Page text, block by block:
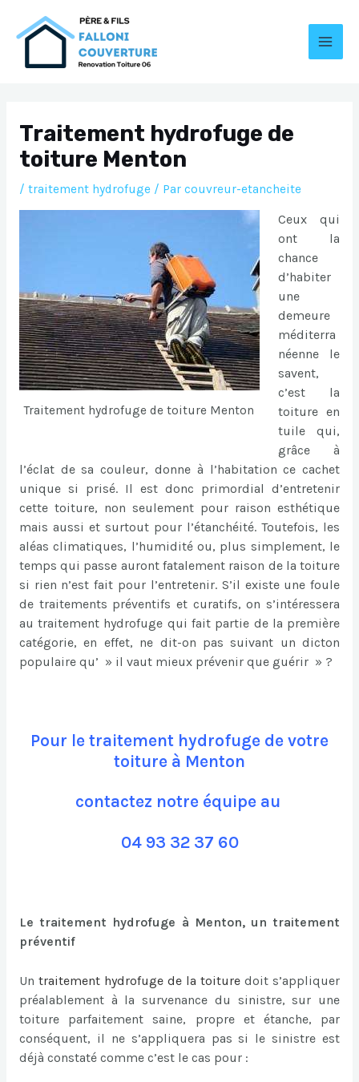
Traitement hydrofuge de
toiture Menton
/ traitement hydrofuge/ Par couvreur-etancheite
Traitement hydrofuge de toiture Menton
Ceux qui
ont la
chance
d’habiter
une
demeure
méditerra
néenne le
savent,
c’est la
toiture en
tuile qui,
grâce à
l’éclat de sa couleur, donne à l’habitation ce cachet
unique si prisé. Il est donc primordial d’entretenir
cette toiture, non seulement pour raison esthétique
mais aussi et surtout pour l’étanchéité. Toutefois, les
aléas climatiques, l’humidité ou, plus simplement, le
temps qui passe auront fatalement raison de la toiture
si rien n’est fait pour l’entretenir. S’il existe une foule
de traitements préventifs et curatifs, on s’intéressera
au traitement hydrofuge qui fait partie de la première
catégorie, en effet, ne dit-on pas suivant un dicton
populaire qu’ » il vaut mieux prévenir que guérir » ?
Pour le traitement hydrofuge de votre
toiture à Menton
contactez notre équipe au
04 93 32 37 60
Le traitement hydrofuge à Menton, un traitement
préventif
Un traitement hydrofuge de la toiture doit s’appliquer
préalablement à la survenance du sinistre, sur une
toiture parfaitement saine, propre et étanche, par
conséquent, il ne s’appliquera pas si le sinistre est
déjà constaté comme c’est le cas pour :